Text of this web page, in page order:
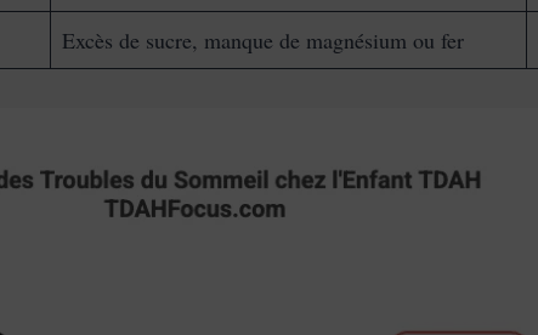
Excès de sucre, manque de magnésium ou fer